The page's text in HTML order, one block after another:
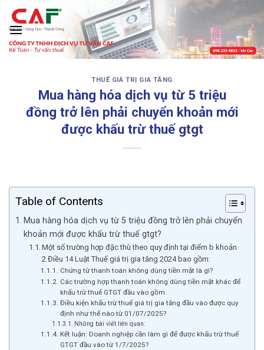
Skip
content
‹ ›
THUẾ GIÁ TRỊ GIA TĂNG
Mua hàng hóa dịch vụ từ 5 triệu
đồng trở lên phải chuyển khoản mới
được khấu trừ thuế gtgt
Table of Contents
Mua hàng hóa dịch vụ từ 5 triệu đồng trở lên phải chuyển
khoản mới được khấu trừ thuế gtgt?
Một số trường hợp đặc thù theo quy định tại điểm b khoản
2 Điều 14 Luật Thuế giá trị gia tăng 2024 bao gồm:
Chứng từ thanh toán không dùng tiền mặt là gì?
Các trường hợp thanh toán không dùng tiền mặt khác để
khấu trừ thuế GTGT đầu vào gồm
Điều kiện khấu trừ thuế giá trị gia tăng đầu vào được quy
định như thế nào từ 01/07/2025?
Những bài viết liên quan:
Kết luận: Doanh nghiệp cần làm gì để được khấu trừ thuế
GTGT đầu vào từ 1/7/2025?